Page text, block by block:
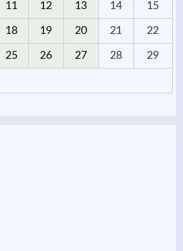
11 12 13 14 15
18 19 20 21 22
25 26 27 28 29